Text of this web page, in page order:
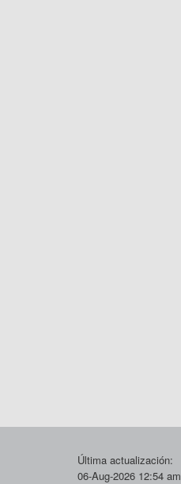
Última actualización:
06-Aug-2026 12:54 am